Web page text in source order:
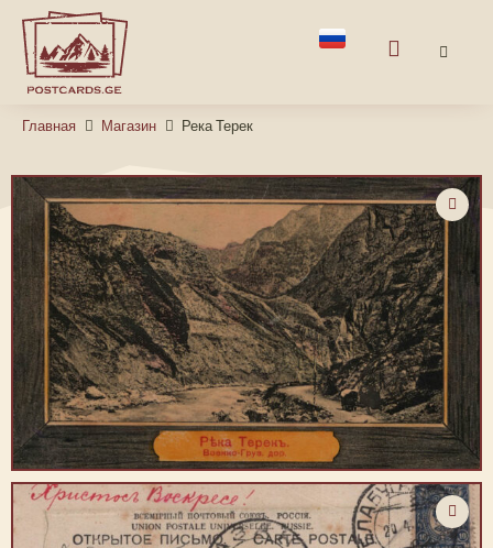
Главная Магазин Река Терек